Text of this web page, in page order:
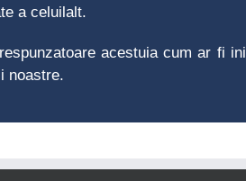
a celuilalt.
acestuia cum ar fi
noastre.